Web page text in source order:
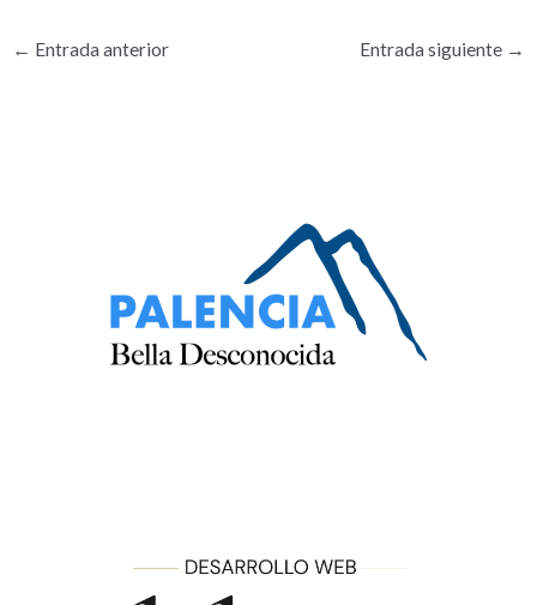
← Entrada anterior Entrada siguiente →